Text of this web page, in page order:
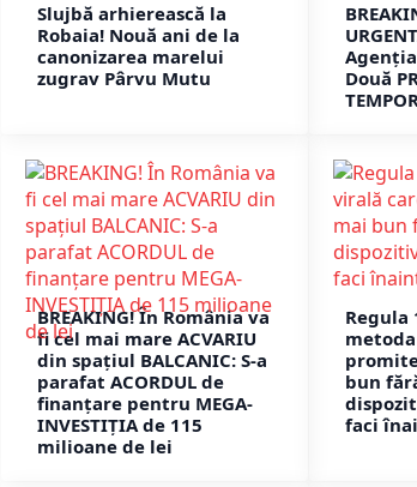
Slujbă arhierească la
Robaia! Nouă ani de la
canonizarea marelui
zugrav Pârvu Mutu
Două
BREAKING! În România va
fi cel mai mare ACVARIU
din spațiul BALCANIC: S-a
parafat ACORDUL de
finanțare pentru MEGA-
INVESTIȚIA de 115
milioane de lei
Regula
bun
faci